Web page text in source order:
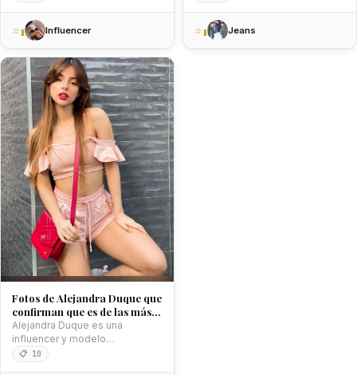
#1 Influencer #1 Jeans
Fotos de Alejandra Duque que
confirman que es de las más
bellas de Colombia
Alejandra Duque es una
influencer y modelo
colombiana que cuenta con una
📋 10